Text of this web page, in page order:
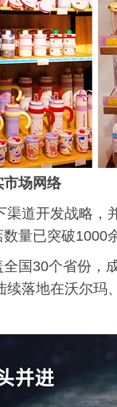
市场网络
道开发战略
量已突破
国30个省份，
落地在沃尔